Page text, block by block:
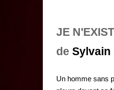
JE
de Sylvain
Un homme sans